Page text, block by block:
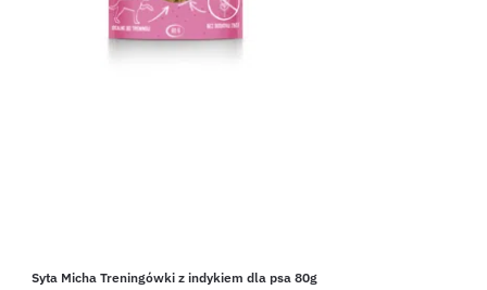
Syta Micha Treningówki z indykiem dla psa 80g